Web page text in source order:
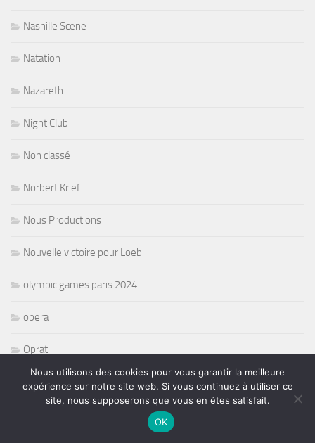
Nashille Scene
Natation
Nazareth
Night Club
Non classé
Norbert Krief
Nous Productions
Nouvelle victoire pour Loeb
olympic games paris 2024
opera
Oprat
Organisateurs de concerts
Nous utilisons des cookies pour vous garantir la meilleure
expérience sur notre site web. Si vous continuez à utiliser ce
site, nous supposerons que vous en êtes satisfait.
OK